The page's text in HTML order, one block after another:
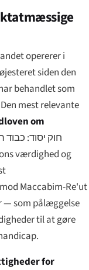
opererer i
siden den
behandlet som
mest relevante
om
חוק יסוד:
værdighed og
Maccabim-Re'ut
— som pålæggelse
til at gøre
for